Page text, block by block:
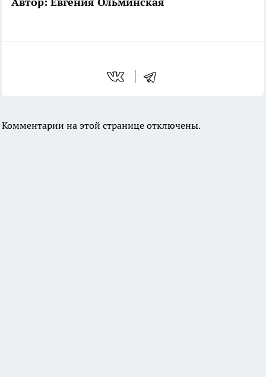
Комментарии на этой странице отключены.